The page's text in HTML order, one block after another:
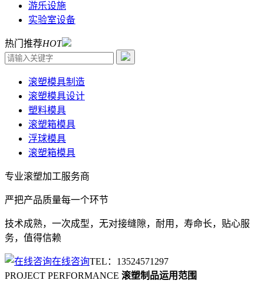
游乐设施
实验室设备
热门推荐HOT
滚塑模具制造
滚塑模具设计
塑料模具
滚塑箱模具
浮球模具
滚塑箱模具
专业滚塑加工服务商
严把产品质量每一个环节
技术成熟，一次成型，无对接缝隙，耐用，寿命长，贴心服
务，值得信赖
在线咨询TEL：13524571297
PROJECT PERFORMANCE 滚塑制品运用范围